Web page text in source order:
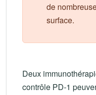
de
surface.
Deux
contrôle PD-1